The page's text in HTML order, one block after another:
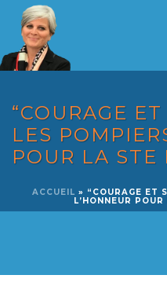
“COURAGE
LES
POUR LA STE
ACCUEIL » “COURAGE ET
L’HONNEUR